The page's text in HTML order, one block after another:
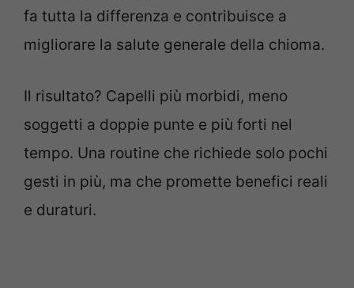
fa tutta la differenza e contribuisce a
migliorare la salute generale della chioma.
Il risultato? Capelli più morbidi, meno
soggetti a doppie punte e più forti nel
tempo. Una routine che richiede solo pochi
gesti in più, ma che promette benefici reali
e duraturi.